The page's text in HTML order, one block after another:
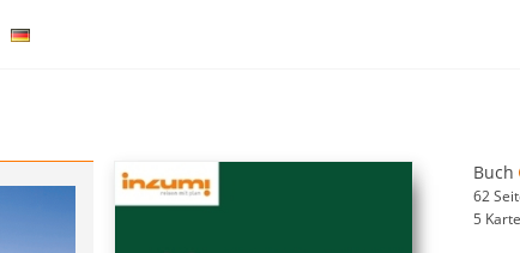
Buch
62
5